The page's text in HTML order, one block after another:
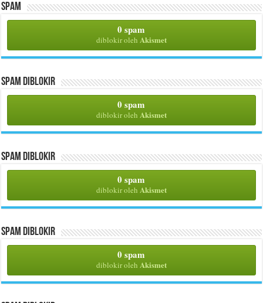
Spam
0 spam
diblokir oleh Akismet
Spam Diblokir
0 spam
diblokir oleh Akismet
Spam Diblokir
0 spam
diblokir oleh Akismet
Spam Diblokir
0 spam
diblokir oleh Akismet